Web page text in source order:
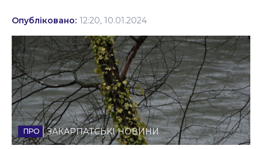
Політика
Соціум
Спорт
Стиль життя
Втрачений Ужгород
Опубліковано: 12:20, 10.01.2024
ЗАКАРПАТСЬКІ НОВИНИ